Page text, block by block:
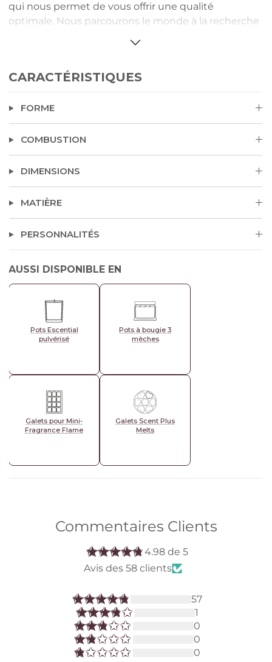
qui nous permet de vous offrir une qualité
optimale. Nous parcourons le monde à la recherche
PartyLite ! Détails : La forme de la coupelle permet à
la cire de se liquéfier par le centre. Un design
exclusif et une combustion optimale et sûre durant
4 à 6 heures. Avec Fig Fatale, découvrez l'irrésistible
fusion entre la figue et le jasmin, alliée à de douces
épices et à des fruits suaves.
CARACTÉRISTIQUES
FORME
COMBUSTION
DIMENSIONS
MATIÈRE
PERSONNALITÉS
AUSSI DISPONIBLE EN
Pots Escential
pulvérisé
Pots à bougie 3
mèches
Galets pour Mini-
Fragrance Flame
Galets Scent Plus
Melts
Commentaires Clients
4.98 de 5
Avis des 58 clients
57
1
0
0
0